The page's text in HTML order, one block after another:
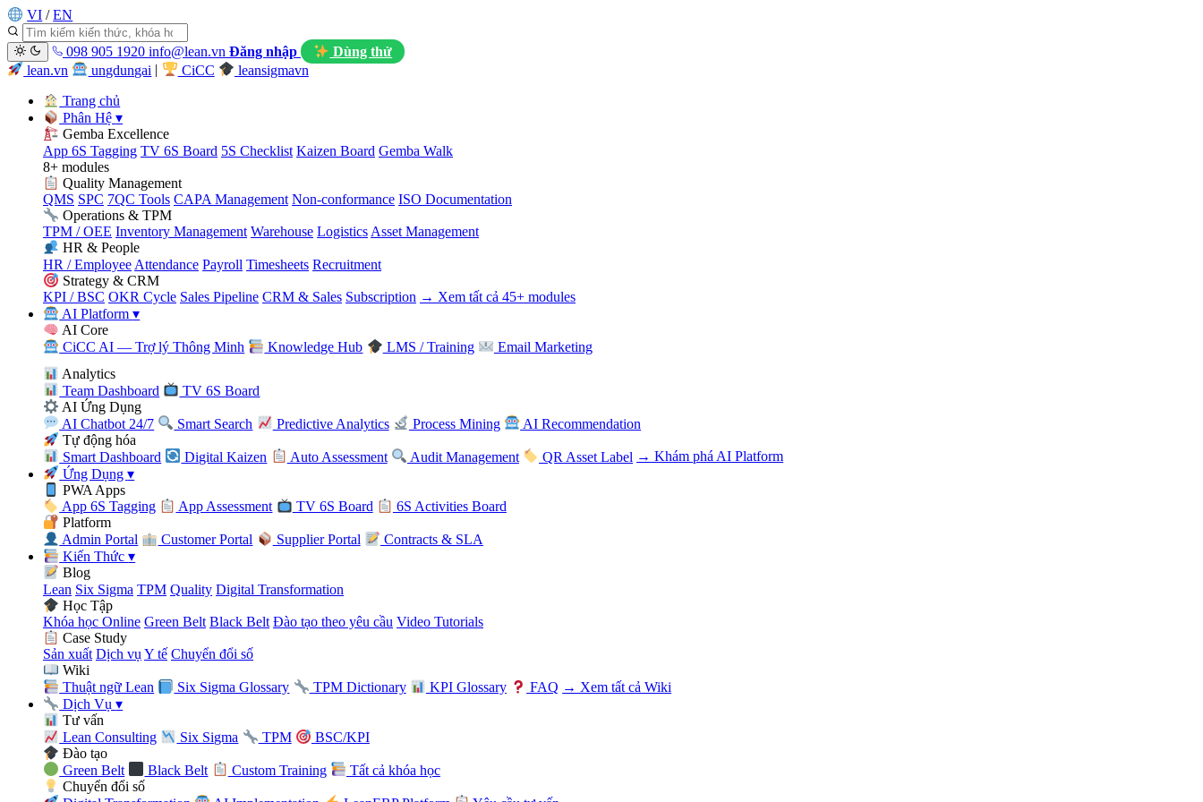
VI / EN
098 905 1920 info@lean.vn Đăng nhập
Dùng thử
lean.vn
ungdungai CiCC leansigmavn
Trang chủ
Phân Hệ▾
Gemba Excellence
App 6S Tagging TV 6S Board 5S Checklist Kaizen Board Gemba Walk
8+ modules
Quality Management
QMS SPC 7QC Tools CAPA Management Non-conformance ISO Documentation
Operations & TPM
TPM / OEE Inventory Management Warehouse LogisticsAsset Management
HR & People
HR / Employee Attendance Payroll Timesheets Recruitment
Strategy & CRM
KPI / BSC OKR Cycle Sales Pipeline CRM & Sales Subscription → Xem tất cả 45+ modules
AI Platform▾
AI Core
CiCC AI — Trợ lý Thông Minh
Knowledge Hub LMS / Training
Email Marketing
Analytics
Team Dashboard
TV 6S Board
AI Ứng Dụng
AI Chatbot 24/7
Smart Search Predictive Analytics Process Mining
AI Recommendation
Tự động hóa
Smart Dashboard
Digital Kaizen Auto Assessment Audit Management QR Asset Label → Khám phá AI Platform
Ứng Dụng▾
PWA Apps
App 6S Tagging
App Assessment TV 6S Board
6S Activities Board
Platform
Admin Portal
Customer Portal Supplier Portal
Contracts & SLA
Kiến Thức▾
Blog
Lean Six Sigma TPM Quality Digital Transformation
Học Tập
Khóa học Online Green Belt Black Belt Đào tạo theo yêu cầu Video Tutorials
Case Study
Sản xuất Dịch vụ Y tế Chuyển đổi số
Wiki
Thuật ngữ Lean
Six Sigma Glossary TPM Dictionary KPI Glossary FAQ → Xem tất cả Wiki
Dịch Vụ▾
Tư vấn
Lean Consulting
Six Sigma TPM
BSC/KPI
Đào tạo
Green Belt
Black Belt Custom Training
Tất cả khóa học
Chuyển đổi số